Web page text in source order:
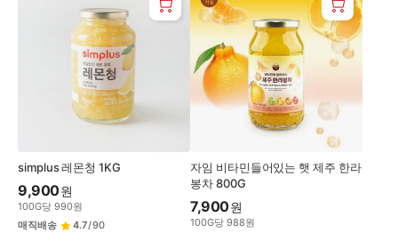
simplus 레몬청 1KG
9,900원
100G당 990원
매직배송
4.7/90
자임 비타민들어있는 햇 제주 한라
봉차 800G
7,900원
100G당 988원